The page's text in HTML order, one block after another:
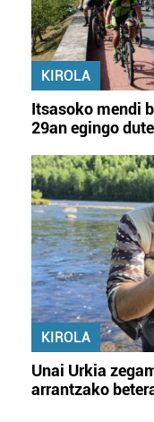
KIROLA
Itsasoko mendi
29an egingo dute
KIROLA
Unai Urkia
arrantzako